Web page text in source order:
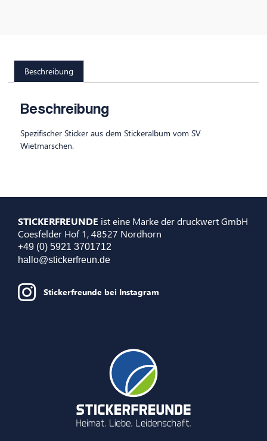
Beschreibung
Beschreibung
Spezifischer Sticker aus dem Stickeralbum vom SV
Wietmarschen.
STICKERFREUNDE ist eine Marke der druckwert GmbH
Coesfelder Hof 1, 48527 Nordhorn
+49 (0) 5921 3701712
hallo@stickerfreun.de
Stickerfreunde bei Instagram